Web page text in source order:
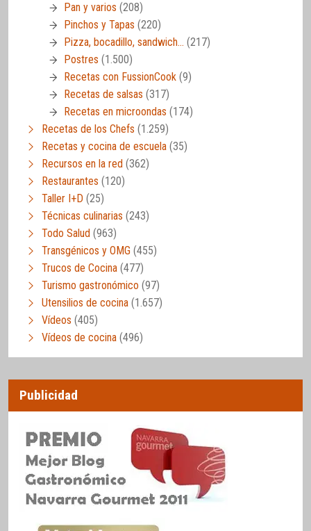
Pan y varios (208)
Pinchos y Tapas (220)
Pizza, bocadillo, sandwich… (217)
Postres (1.500)
Recetas con FussionCook (9)
Recetas de salsas (317)
Recetas en microondas (174)
Recetas de los Chefs (1.259)
Recetas y cocina de escuela (35)
Recursos en la red (362)
Restaurantes (120)
Taller I+D (25)
Técnicas culinarias (243)
Todo Salud (963)
Transgénicos y OMG (455)
Trucos de Cocina (477)
Turismo gastronómico (97)
Utensilios de cocina (1.657)
Vídeos (405)
Vídeos de cocina (496)
Publicidad